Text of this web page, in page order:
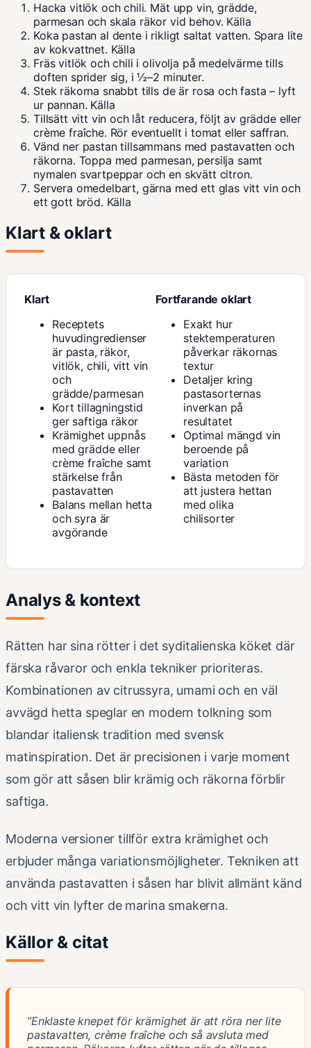
Hacka vitlök och chili. Mät upp vin, grädde,
parmesan och skala räkor vid behov. Källa
Koka pastan al dente i rikligt saltat vatten. Spara lite
av kokvattnet. Källa
Fräs vitlök och chili i olivolja på medelvärme tills
doften sprider sig, i ½–2 minuter.
Stek räkorna snabbt tills de är rosa och fasta – lyft
ur pannan. Källa
Tillsätt vitt vin och låt reducera, följt av grädde eller
crème fraîche. Rör eventuellt i tomat eller saffran.
Vänd ner pastan tillsammans med pastavatten och
räkorna. Toppa med parmesan, persilja samt
nymalen svartpeppar och en skvätt citron.
Servera omedelbart, gärna med ett glas vitt vin och
ett gott bröd. Källa
Klart & oklart
Klart
Receptets
huvudingredienser
är pasta, räkor,
vitlök, chili, vitt vin
och
grädde/parmesan
Kort tillagningstid
ger saftiga räkor
Krämighet uppnås
med grädde eller
crème fraîche samt
stärkelse från
pastavatten
Balans mellan hetta
och syra är
avgörande
Fortfarande oklart
Exakt hur
stektemperaturen
påverkar räkornas
textur
Detaljer kring
pastasorternas
inverkan på
resultatet
Optimal mängd vin
beroende på
variation
Bästa metoden för
att justera hettan
med olika
chilisorter
Analys & kontext
Rätten har sina rötter i det syditalienska köket där
färska råvaror och enkla tekniker prioriteras.
Kombinationen av citrussyra, umami och en väl
avvägd hetta speglar en modern tolkning som
blandar italiensk tradition med svensk
matinspiration. Det är precisionen i varje moment
som gör att såsen blir krämig och räkorna förblir
saftiga.
Moderna versioner tillför extra krämighet och
erbjuder många variationsmöjligheter. Tekniken att
använda pastavatten i såsen har blivit allmänt känd
och vitt vin lyfter de marina smakerna.
Källor & citat
”Enklaste knepet för krämighet är att röra ner lite
pastavatten, crème fraîche och så avsluta med